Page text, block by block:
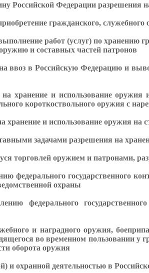
Российской Федерации разрешения
гражданского, служебного
работ (услуг) по хранению
и составных частей патронов
ввоз в Российскую Федерацию и
хранение и использование
короткоствольного оружия с
и использование оружия на
задачами разрешения на
торговлей оружием и патронами,
федерального государственного
охраны
федерального
и наградного оружия,
во временном пользовании
оборота оружия
и охранной деятельностью в